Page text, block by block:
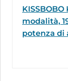
modalità,
potenza di